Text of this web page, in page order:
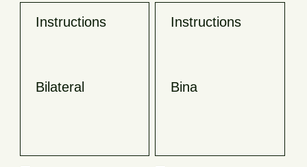
Instructions
Bilateral
Instructions
Bina